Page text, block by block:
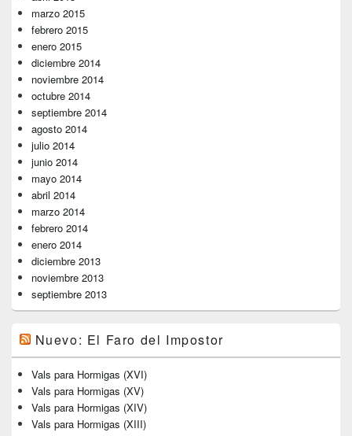
marzo 2015
febrero 2015
enero 2015
diciembre 2014
noviembre 2014
octubre 2014
septiembre 2014
agosto 2014
julio 2014
junio 2014
mayo 2014
abril 2014
marzo 2014
febrero 2014
enero 2014
diciembre 2013
noviembre 2013
septiembre 2013
Nuevo: El Faro del Impostor
Vals para Hormigas (XVI)
Vals para Hormigas (XV)
Vals para Hormigas (XIV)
Vals para Hormigas (XIII)